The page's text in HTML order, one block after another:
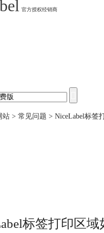
官方授权经销商
站 > 常见问题 > NiceLabel标签
标签打印区域